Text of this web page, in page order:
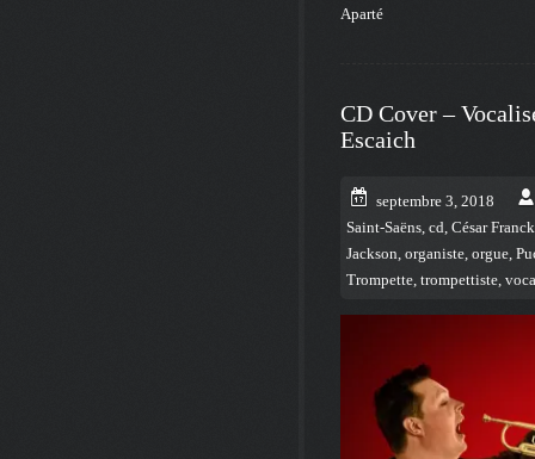
Aparté
CD Cover –
Escaich
septembre 3, 2018
Saint-Saëns, cd, César Franck
Jackson, organiste, orgue,
Trompette, trompettiste,